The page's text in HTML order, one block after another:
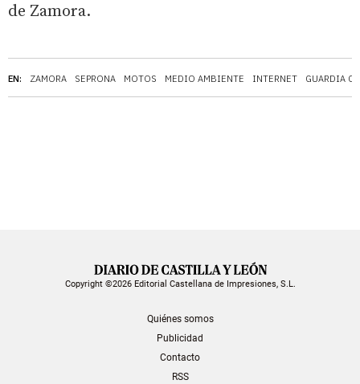
EN: ZAMORA SEPRONA MOTOS MEDIO AMBIENTE INTERNET GUARDIA
de Zamora.
Copyright ©2026 Editorial Castellana de Impresiones, S.L.
Quiénes somos
Publicidad
Contacto
RSS